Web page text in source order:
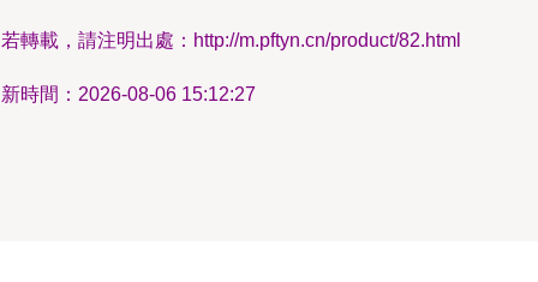
轉載，請注明出處：http://m.pftyn.cn/product/82.html
時間：2026-08-06 15:12:27